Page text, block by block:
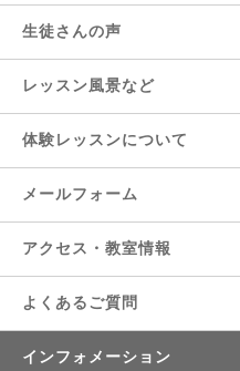
生徒さんの声
レッスン風景など
体験レッスンについて
メールフォーム
アクセス・教室情報
よくあるご質問
インフォメーション